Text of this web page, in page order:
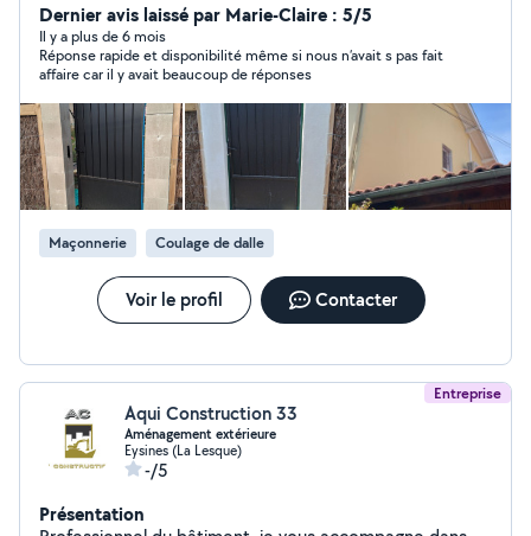
débarra de déchets etc ) Les travaux d'espace vert :
Tonte de pelouse Taille de haie et arbuste Nettoyage
bâtiment extérieur : Toiture Pignon Façade N'hésiter
pas à me contacter en cas de besoin je me ferait un
plaisir de vous rendre service Travaille propre et soigner
Personne sérieux et respectueux d'autrui Déplacement
et devis gratuit
Dernier avis laissé par Marie-Claire : 5/5
Il y a plus de 6 mois
Réponse rapide et disponibilité même si nous n’avait s pas fait
affaire car il y avait beaucoup de réponses
Maçonnerie Coulage de dalle
Voir le profil Contacter
Entreprise
Aqui Construction 33
Aménagement extérieure
Eysines (La Lesque)
-/5
Présentation